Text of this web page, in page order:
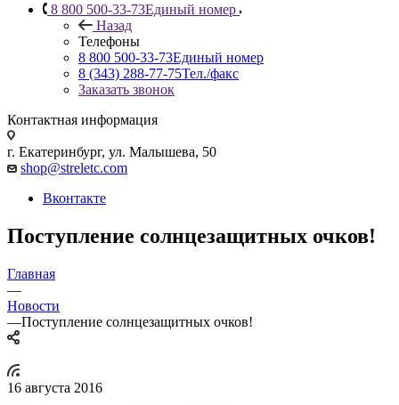
8 800 500-33-73Единый номер
Назад
Телефоны
8 800 500-33-73Единый номер
8 (343) 288-77-75Тел./факс
Заказать звонок
Контактная информация
г. Екатеринбург, ул. Малышева, 50
shop@streletc.com
Вконтакте
Поступление солнцезащитных очков!
Главная
—
Новости
—Поступление солнцезащитных очков!
16 августа 2016